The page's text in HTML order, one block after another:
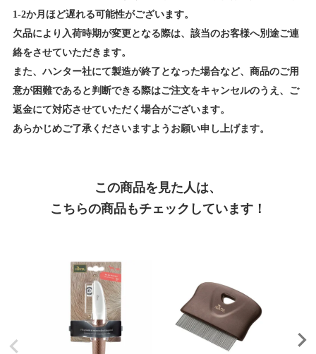
1-2か月ほど遅れる可能性がございます。
欠品により入荷時期が変更となる際は、該当のお客様へ別途ご連
絡をさせていただきます。
また、ハンター社にて製造が終了となった場合など、商品のご用
意が困難であると判断できる際はご注文をキャンセルのうえ、ご
返金にて対応させていただく場合がございます。
あらかじめご了承くださいますようお願い申し上げます。
この商品を見た人は、
こちらの商品もチェックしています！